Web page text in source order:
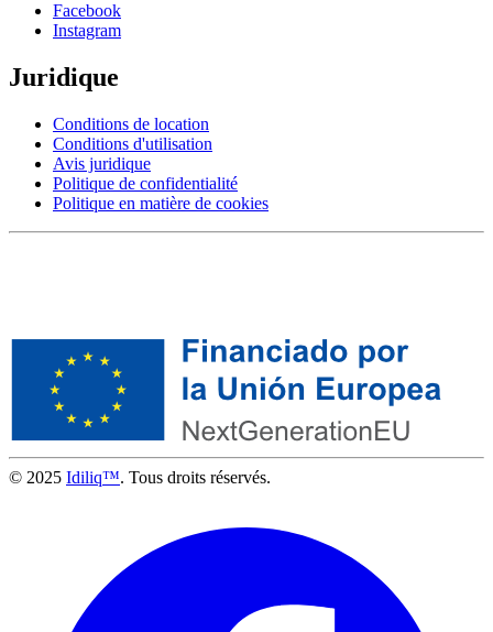
Facebook
Instagram
Juridique
Conditions de location
Conditions d'utilisation
Avis juridique
Politique de confidentialité
Politique en matière de cookies
© 2025 Idiliq™. Tous droits réservés.